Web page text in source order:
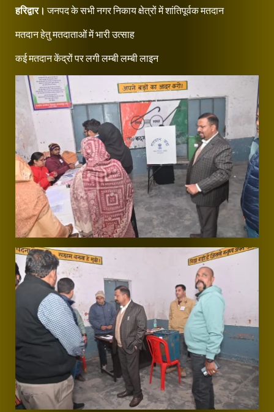
हरिद्वार। जनपद के सभी नगर निकाय क्षेत्रों में शांतिपूर्वक मतदान
मतदान हेतु मतदाताओं में भारी उत्साह
कई मतदान केंद्रों पर लगी लम्बी लम्बी लाइन